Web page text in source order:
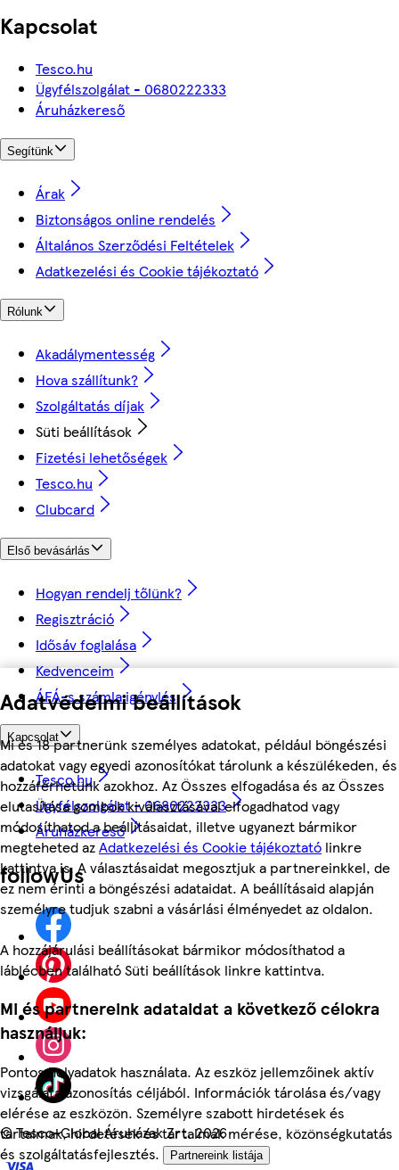
Adatvédelmi beállítások
Mi és 18 partnerünk személyes adatokat, például böngészési
adatokat vagy egyedi azonosítókat tárolunk a készülékeden, és
hozzáférhetünk azokhoz. Az Összes elfogadása és az Összes
elutasítása gombok kiválasztásával elfogadhatod vagy
módosíthatod a beállításaidat, illetve ugyanezt bármikor
megteheted azAdatkezelési és Cookie tájékoztató linkre
kattintva is. A választásaidat megosztjuk a partnereinkkel, de
ez nem érinti a böngészési adataidat. A beállításaid alapján
személyre tudjuk szabni a vásárlási élményedet az oldalon.
A hozzájárulási beállításokat bármikor módosíthatod a
láblécben található Süti beállítások linkre kattintva.
Mi és partnereink adataidat a következő célokra
használjuk:
Pontos helyadatok használata. Az eszköz jellemzőinek aktív
vizsgálata azonosítás céljából. Információk tárolása és/vagy
elérése az eszközön. Személyre szabott hirdetések és
tartalmak, hirdetések és tartalmak mérése, közönségkutatás
és szolgáltatásfejlesztés.
Partnereink listája
Kapcsolat
Tesco.hu
Ügyfélszolgálat - 0680222333
Áruházkereső
Segítünk
Árak
Biztonságos online rendelés
Általános Szerződési Feltételek
Adatkezelési és Cookie tájékoztató
Rólunk
Akadálymentesség
Hova szállítunk?
Szolgáltatás díjak
Süti beállítások
Fizetési lehetőségek
Tesco.hu
Clubcard
Első bevásárlás
Hogyan rendelj tőlünk?
Regisztráció
Idősáv foglalása
Kedvenceim
ÁFÁ-s számla igénylés
Kapcsolat
Tesco.hu
Ügyfélszolgálat - 0680222333
Áruházkereső
followUs
©Tesco-Global Áruházak Zrt. 2026